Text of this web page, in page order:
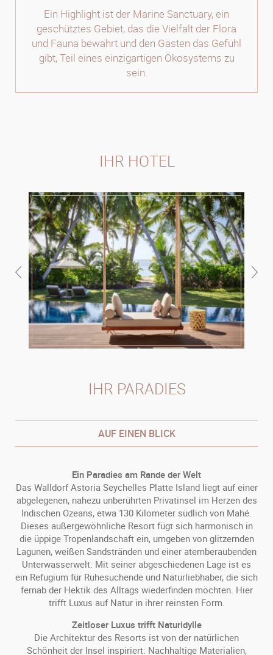
Ein Highlight ist der Marine Sanctuary, ein
geschütztes Gebiet, das die Vielfalt der Flora
und Fauna bewahrt und den Gästen das Gefühl
gibt, Teil eines einzigartigen Ökosystems zu
sein.
IHR HOTEL
IHR PARADIES
AUF EINEN BLICK
Ein Paradies am Rande der Welt
Das Walldorf Astoria Seychelles Platte Island liegt auf einer
abgelegenen, nahezu unberührten Privatinsel im Herzen des
Indischen Ozeans, etwa 130 Kilometer südlich von Mahé.
Dieses außergewöhnliche Resort fügt sich harmonisch in
die üppige Tropenlandschaft ein, umgeben von glitzernden
Lagunen, weißen Sandstränden und einer atemberaubenden
Unterwasserwelt. Mit seiner abgeschiedenen Lage ist es
ein Refugium für Ruhesuchende und Naturliebhaber, die sich
fernab der Hektik des Alltags wiederfinden möchten. Hier
trifft Luxus auf Natur in ihrer reinsten Form.
Zeitloser Luxus trifft Naturidylle
Die Architektur des Resorts ist von der natürlichen
Schönheit der Insel inspiriert: Nachhaltige Materialien,